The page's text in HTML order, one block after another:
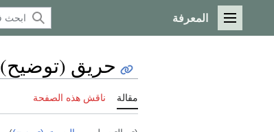
القائمة الرئيسية
المعرفة
حريق (توضيح)
مقالة ناقش هذه الصفحة